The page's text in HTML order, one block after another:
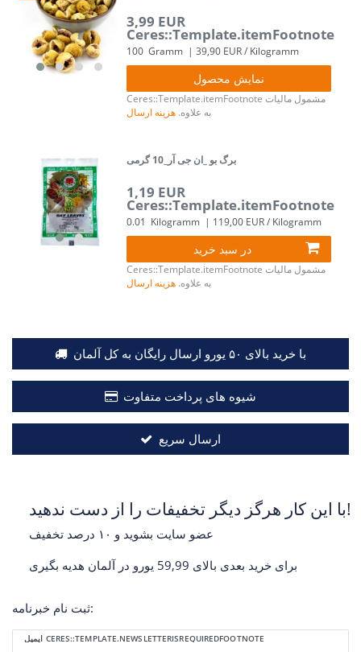
3,99 EUR
Ceres::Template.itemFootnote
100 Gramm | 39,90 EUR / Kilogramm
نمایش محصول
Ceres::Template.itemFootnote مشمول مالیات
به علاوه. هزینه ارسال
برگ بو _ان جی آر_10 گرمی
1,19 EUR
Ceres::Template.itemFootnote
0.01 Kilogramm | 119,00 EUR / Kilogramm
در سبد خرید
Ceres::Template.itemFootnote مشمول مالیات
به علاوه. هزینه ارسال
با خرید بالای ۵۰ یورو ارسال رایگان به کل آلمان
شیوه های پرداخت متفاوت
ارسال سریع
با این کار هرگز دیگر تخفیفات را از دست ندهید!
برای خرید بعدی بالای 59,99 یورو در آلمان هدیه بگیری
ثبت نام خبرنامه:
ایمیل CERES::TEMPLATE.NEWSLETTERISREQUIREDFOOTNOTE
Ceres::Template.newsletterHoneypotLabel